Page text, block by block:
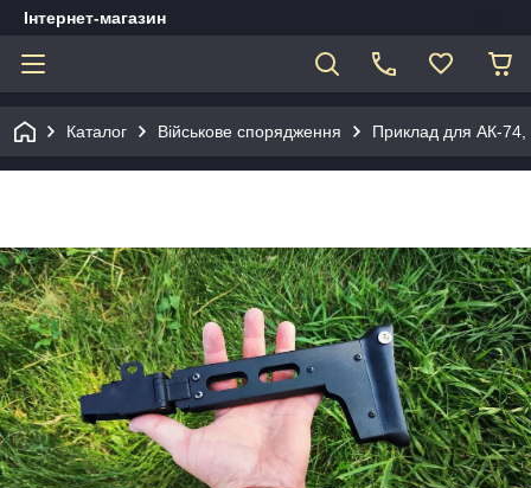
Інтернет-магазин
Каталог Військове спорядження Приклад для АК-